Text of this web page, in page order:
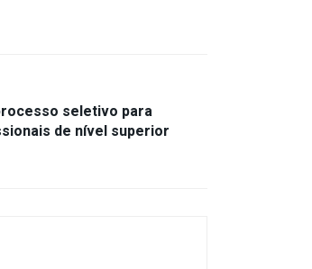
seletivo para
de nível superior